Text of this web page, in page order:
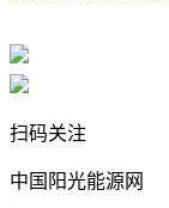
扫码关注
中国阳光能源网